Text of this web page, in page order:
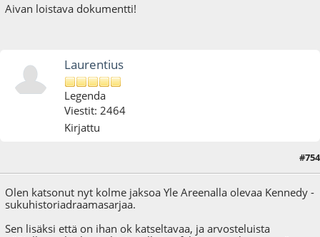
Aivan loistava dokumentti!
Laurentius
Legenda
Viestit: 2464
Kirjattu
#754
Olen katsonut nyt kolme jaksoa Yle Areenalla olevaa Kennedy -
sukuhistoriadraamasarjaa.
Sen lisäksi että on ihan ok katseltavaa, ja arvosteluista